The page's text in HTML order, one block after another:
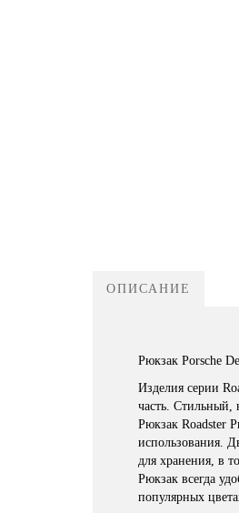
ОПИСАНИЕ
Рюкзак Porsche
Изделия серии
часть. Стильный,
Рюкзак Roadster
использования.
для хранения, в
Рюкзак всегда
популярных